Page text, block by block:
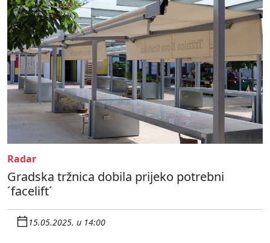
Radar
Gradska tržnica dobila prijeko potrebni
´facelift´
15.05.2025. u 14:00